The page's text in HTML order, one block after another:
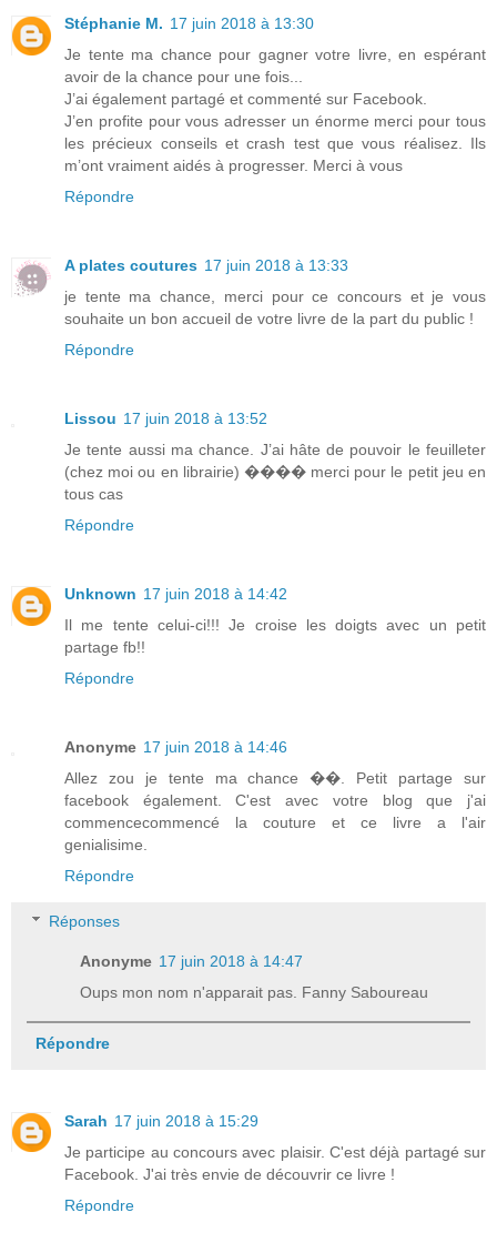
Stéphanie M. 17 juin 2018 à 13:30
Je tente ma chance pour gagner votre livre, en espérant
avoir de la chance pour une fois...
J’ai également partagé et commenté sur Facebook.
J’en profite pour vous adresser un énorme merci pour tous
les précieux conseils et crash test que vous réalisez. Ils
m’ont vraiment aidés à progresser. Merci à vous
Répondre
A plates coutures 17 juin 2018 à 13:33
je tente ma chance, merci pour ce concours et je vous
souhaite un bon accueil de votre livre de la part du public !
Répondre
Lissou 17 juin 2018 à 13:52
Je tente aussi ma chance. J’ai hâte de pouvoir le feuilleter
(chez moi ou en librairie) ���� merci pour le petit jeu en
tous cas
Répondre
Unknown 17 juin 2018 à 14:42
Il me tente celui-ci!!! Je croise les doigts avec un petit
partage fb!!
Répondre
Anonyme 17 juin 2018 à 14:46
Allez zou je tente ma chance ��. Petit partage sur
facebook également. C'est avec votre blog que j'ai
commencecommencé la couture et ce livre a l'air
genialisime.
Répondre
Réponses
Anonyme 17 juin 2018 à 14:47
Oups mon nom n'apparait pas. Fanny Saboureau
Répondre
Sarah 17 juin 2018 à 15:29
Je participe au concours avec plaisir. C'est déjà partagé sur
Facebook. J'ai très envie de découvrir ce livre !
Répondre